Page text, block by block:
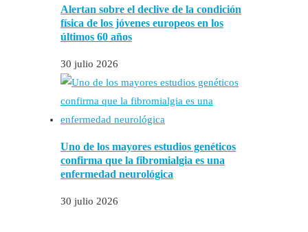
Alertan sobre el declive de la condición
física de los jóvenes europeos en los
últimos 60 años
30 julio 2026
Uno de los mayores estudios genéticos
confirma que la fibromialgia es una
enfermedad neurológica
30 julio 2026